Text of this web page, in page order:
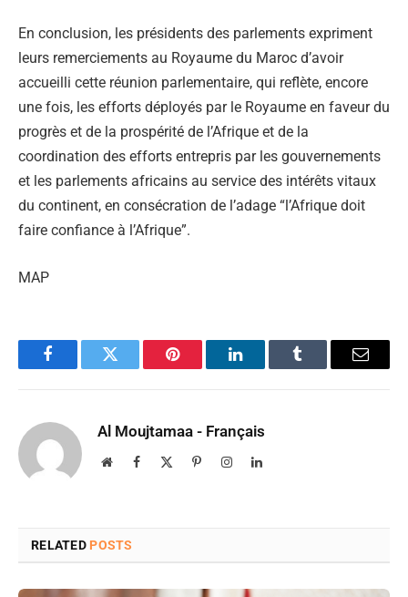
En conclusion, les présidents des parlements expriment
leurs remerciements au Royaume du Maroc d’avoir
accueilli cette réunion parlementaire, qui reflète, encore
une fois, les efforts déployés par le Royaume en faveur du
progrès et de la prospérité de l’Afrique et de la
coordination des efforts entrepris par les gouvernements
et les parlements africains au service des intérêts vitaux
du continent, en consécration de l’adage “l’Afrique doit
faire confiance à l’Afrique”.
MAP
FacebookTwitter Pinterest LinkedInTumblr Email
Al Moujtamaa - Français
WebsiteFacebook PinterestInstagramLinkedIn
RELATED POSTS